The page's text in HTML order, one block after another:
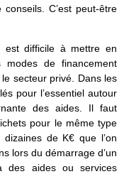
C’est peut-être
est difficile à mettre en
de financement
secteur privé. Dans les
pour l’essentiel autour
des aides. Il faut
pour le même type
de K€ que l’on
lors du démarrage d’un
des aides ou services